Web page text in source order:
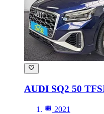
AUDI SQ2 50
2021